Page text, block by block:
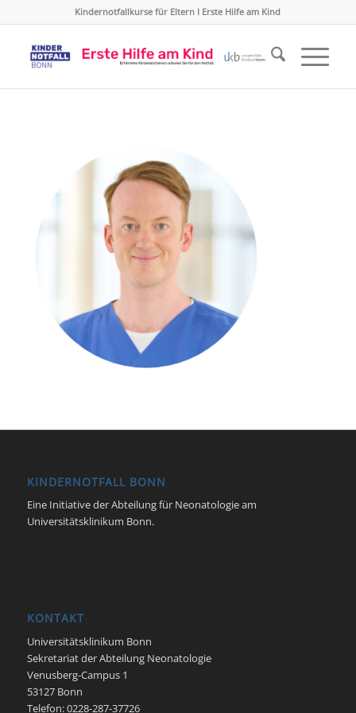
Kindernotfallkurse für Eltern I Erste Hilfe am Kind
KINDERNOTFALL BONN
Eine Initiative der Abteilung für Neonatologie am
Universitätsklinikum Bonn.
KONTAKT
Universitätsklinikum Bonn
Sekretariat der Abteilung Neonatologie
Venusberg-Campus 1
53127 Bonn
Telefon: 0228-287-37726